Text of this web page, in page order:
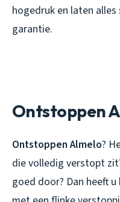
hogedruk en laten
garantie.
Ontstoppen
Ontstoppen Almelo?
die volledig verstopt
goed door? Dan heeft